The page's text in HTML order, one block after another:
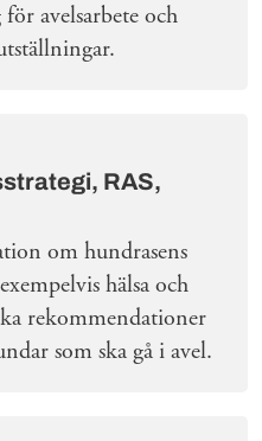
avelsarbete och
RAS,
om hundrasens
hälsa och
rekommendationer
som ska gå i avel.